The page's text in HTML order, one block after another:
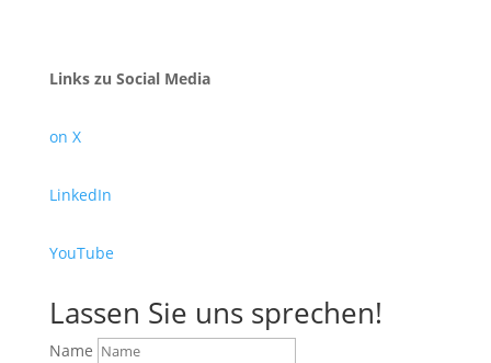
Links zu Social Media
on X
LinkedIn
YouTube
Lassen Sie uns sprechen!
Name